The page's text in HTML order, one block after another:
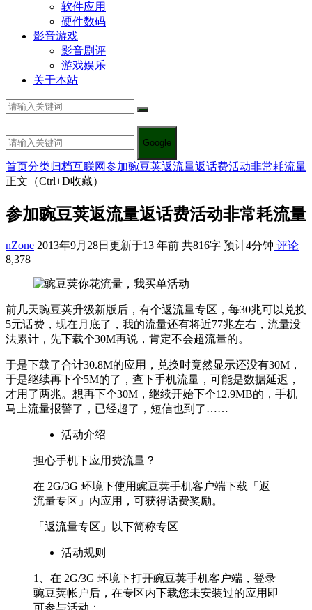
软件应用
硬件数码
影音游戏
影音剧评
游戏娱乐
关于本站
Google
首页分类归档互联网参加豌豆荚返流量返话费活动非常耗流量
正文（Ctrl+D收藏）
参加豌豆荚返流量返话费活动非常耗流量
nZone 2013年9月28日 更新于13 年前 共816字 预计4分钟 评论
8,378
前几天豌豆荚升级新版后，有个返流量专区，每30兆可以兑换
5元话费，现在月底了，我的流量还有将近77兆左右，流量没
法累计，先下载个30M再说，肯定不会超流量的。
于是下载了合计30.8M的应用，兑换时竟然显示还没有30M，
于是继续再下个5M的了，查下手机流量，可能是数据延迟，
才用了两兆。想再下个30M，继续开始下个12.9MB的，手机
马上流量报警了，已经超了，短信也到了……
活动介绍
担心手机下应用费流量？
在 2G/3G 环境下使用豌豆荚手机客户端下载「返
流量专区」内应用，可获得话费奖励。
「返流量专区」以下简称专区
活动规则
1、在 2G/3G 环境下打开豌豆荚手机客户端，登录
豌豆荚帐户后，在专区内下载您未安装过的应用即